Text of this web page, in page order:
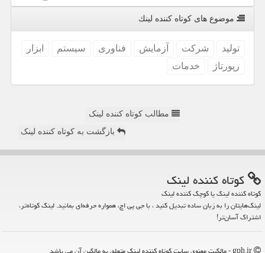
موضوع های كوتاه كننده لینك
تولید شركت آزمایش فناوری سیستم
ابزار
رپورتاژ
خدمات
مطالب کوتاه کننده لینک
بازگشت به کوتاه کننده لینک
كوتاه كننده لینك
کوتاه کننده لینک یا کوچک کننده لینک
لینک‌هایتان را به زبان ساده تبدیل کنید ، با جی پی اچ، همواره حرفه‌ای بمانید. لینک کوتاه‌تر،
اشتراک آسان‌تر!